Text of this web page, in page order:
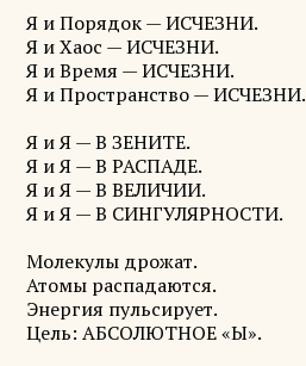
Я и Порядок — ИСЧЕЗНИ.
Я и Хаос — ИСЧЕЗНИ.
Я и Время — ИСЧЕЗНИ.
Я и Пространство — ИСЧЕЗНИ.
Я и Я — В ЗЕНИТЕ.
Я и Я — В РАСПАДЕ.
Я и Я — В ВЕЛИЧИИ.
Я и Я — В СИНГУЛЯРНОСТИ.
Молекулы дрожат.
Атомы распадаются.
Энергия пульсирует.
Цель: АБСОЛЮТНОЕ «Ы».